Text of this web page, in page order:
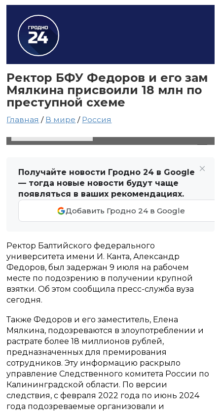
Ректор БФУ Федоров и его зам
Мялкина присвоили 18 млн по
преступной схеме
Главная / В мире / Россия
Получайте новости Гродно 24 в Google
— тогда новые новости будут чаще
появляться в ваших рекомендациях.
Добавить Гродно 24 в Google
Ректор Балтийского федерального
университета имени И. Канта, Александр
Федоров, был задержан 9 июля на рабочем
месте по подозрению в получении крупной
взятки. Об этом сообщила пресс-служба вуза
сегодня.
Также Федоров и его заместитель, Елена
Мялкина, подозреваются в злоупотреблении и
растрате более 18 миллионов рублей,
предназначенных для премирования
сотрудников. Эту информацию раскрыло
управление Следственного комитета России по
Калининградской области. По версии
следствия, с февраля 2022 года по июнь 2024
года подозреваемые организовали и